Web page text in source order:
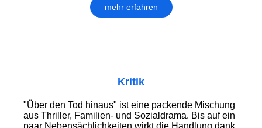
mehr erfahren
Kritik
"Über den Tod hinaus" ist eine packende Mischung
aus Thriller, Familien- und Sozialdrama. Bis auf ein